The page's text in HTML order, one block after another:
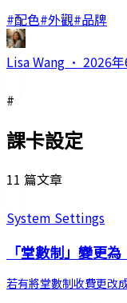
#配色#外觀#品牌
Lisa Wang · 2026
#
課卡設定
11 篇文章
System Settings
「堂數制」變更
若有將堂數制收費更改